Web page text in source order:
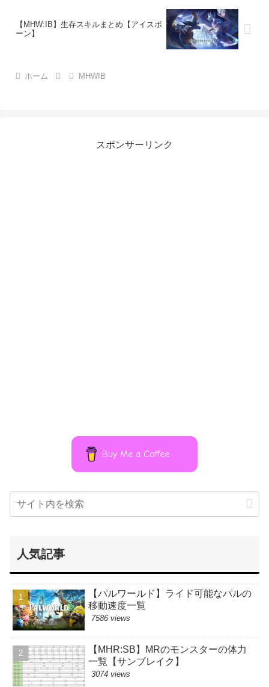
【MHW:IB】生存スキルまとめ【アイスボ
ーン】
ホーム MHWIB
スポンサーリンク
Buy Me a Coffee
人気記事
【パルワールド】ライド可能なパルの
移動速度一覧
7586 views
【MHR:SB】MRのモンスターの体力
一覧【サンブレイク】
3074 views